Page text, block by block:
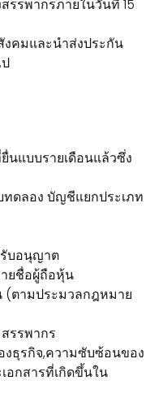
รรพากรภายในวันที่ 15
งคมและนำส่งประกัน
นแบบรายเดือนแล้วซึ่ง
ดลอง บัญชีแยกประเภท
บอนุญาต
ยชื่อผู้ถือหุ้น
ตามประมวลกฎหมาย
รรพากร
ธุรกิจ,ความซับซ้อนของ
อกสารที่เกิดขึ้นใน